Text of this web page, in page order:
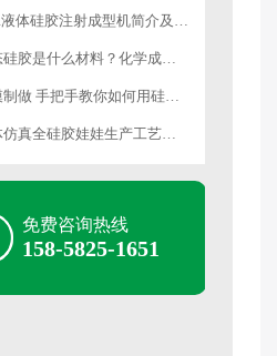
LSR液体硅胶注射成型机简介及性能优势
液态硅胶是什么材料？化学成分是什么？有没有危害
翻模制做 手把手教你如何用硅胶制作模具
实体仿真全硅胶娃娃生产工艺与市场价格分析
免费咨询热线
158-5825-1651